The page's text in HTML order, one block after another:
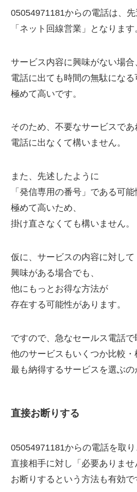
05054971181からの電話は、先
「ネット回線営業」となります
サービス内容に興味がない場合
電話に出ても時間の無駄にな
極めて高いです。
そのため、不要なサービスであ
電話に出なくて構いません。
また、先述したように
「発信専用の番号」である可
極めて高いため、
掛け直さなくても構いません。
仮に、サービスの内容に対して
興味がある場合でも、
他にもっとお得な方法が
存在する可能性があります。
ですので、急なセールス電話で
他のサービスもいくつか比較
最も納得するサービスを選ぶの
直接お断りする
05054971181からの電話を取り
直接相手に対し「必要ありませ
お断りするという方法も有効で